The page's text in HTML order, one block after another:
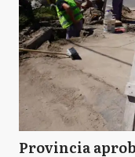
Provincia